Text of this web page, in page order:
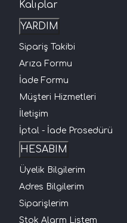
Kalıplar
YARDIM
Sipariş Takibi
Arıza Formu
İade Formu
Müşteri Hizmetleri
İletişim
İptal - İade Prosedürü
HESABIM
Üyelik Bilgilerim
Adres Bilgilerim
Siparişlerim
Stok Alarm Listem